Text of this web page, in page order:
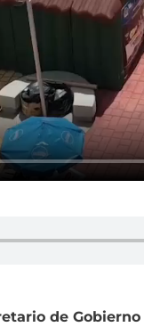
de Gobierno